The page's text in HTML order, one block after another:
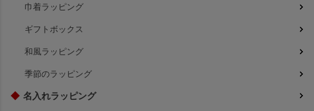
巾着ラッピング
ギフトボックス
和風ラッピング
季節のラッピング
◆ 名入れラッピング